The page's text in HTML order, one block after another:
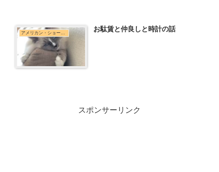
アメリカン・ショートヘア お駄賃と仲良しと時計の話
スポンサーリンク